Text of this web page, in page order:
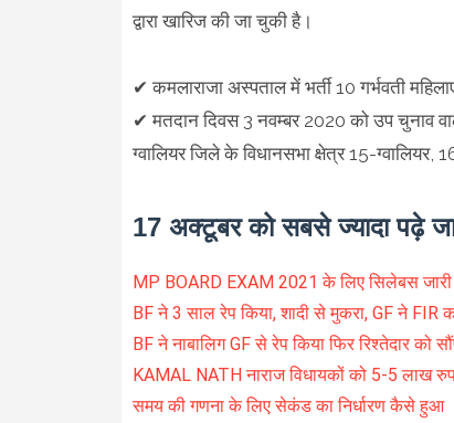
द्वारा खारिज की जा चुकी है।
✔ कमलाराजा अस्पताल में भर्ती 10 गर्भवती
✔ मतदान दिवस 3 नवम्बर 2020 को उप चुनाव
ग्वालियर जिले के विधानसभा क्षेत्र 15-
17 अक्टूबर को सबसे ज्यादा पढ़े
MP BOARD EXAM 2021 के लिए सिलेबस जारी
BF ने 3 साल रेप किया, शादी से मुकरा, GF ने FIR
BF ने नाबालिग GF से रेप किया फिर रिश्तेदार को
KAMAL NATH नाराज विधायकों को 5-5 लाख
समय की गणना के लिए सेकंड का निर्धारण कैसे हुआ